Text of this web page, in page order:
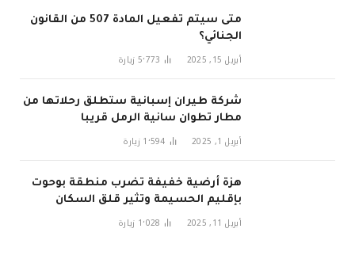
متى سيتم تفعيل المادة 507 من القانون
الجنائي؟
أبريل 15, 2025 5٬773 زيارة
شركة طيران إسبانية ستطلق رحلاتها من
مطار تطوان سانية الرمل قريبا
أبريل 1, 2025 1٬594 زيارة
هزة أرضية خفيفة تضرب منطقة بوحوت
بإقليم الحسيمة وتثير قلق السكان
أبريل 11, 2025 1٬028 زيارة